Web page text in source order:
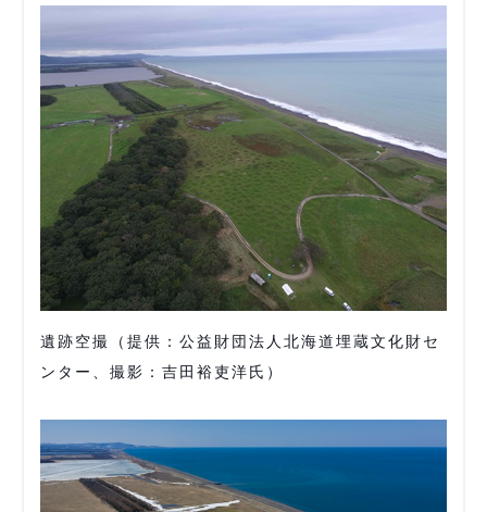
遺跡空撮（提供：公益財団法人北海道埋蔵文化財セ
ンター、撮影：吉田裕吏洋氏）